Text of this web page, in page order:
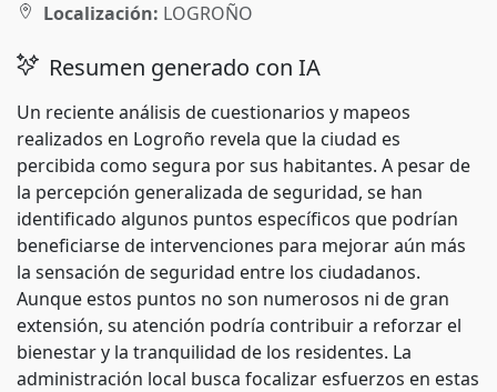
Localización: LOGROÑO
Resumen generado con IA
Un reciente análisis de cuestionarios y mapeos
realizados en Logroño revela que la ciudad es
percibida como segura por sus habitantes. A pesar de
la percepción generalizada de seguridad, se han
identificado algunos puntos específicos que podrían
beneficiarse de intervenciones para mejorar aún más
la sensación de seguridad entre los ciudadanos.
Aunque estos puntos no son numerosos ni de gran
extensión, su atención podría contribuir a reforzar el
bienestar y la tranquilidad de los residentes. La
administración local busca focalizar esfuerzos en estas